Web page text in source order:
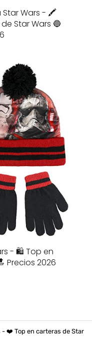
Wars - 🖍️
Star Wars 🔵
- 🛍️ Top en
Precios 2026
- ❤️ Top en carteras de Star